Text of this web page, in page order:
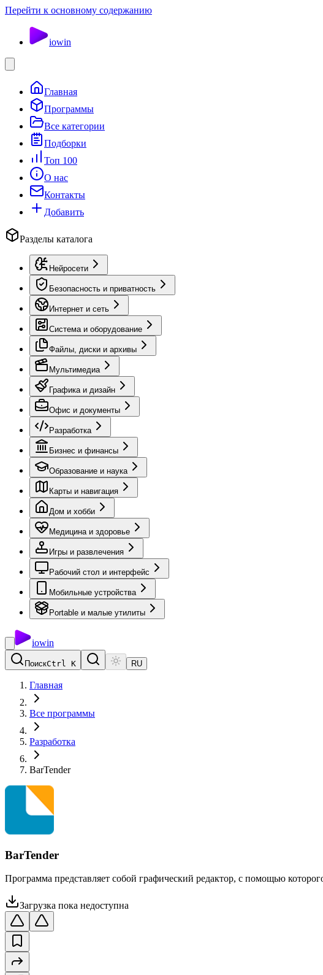
Перейти к основному содержанию
iowin
Главная
Программы
Все категории
Подборки
Топ 100
О нас
Контакты
Добавить
Разделы каталога
Нейросети
Безопасность и приватность
Интернет и сеть
Система и оборудование
Файлы, диски и архивы
Мультимедиа
Графика и дизайн
Офис и документы
Разработка
Бизнес и финансы
Образование и наука
Карты и навигация
Дом и хобби
Медицина и здоровье
Игры и развлечения
Рабочий стол и интерфейс
Мобильные устройства
Portable и малые утилиты
iowin
ПоискCtrl K RU
Главная
Все программы
Разработка
BarTender
BarTender
Программа представляет собой графический редактор, с помощью
Загрузка пока недоступна